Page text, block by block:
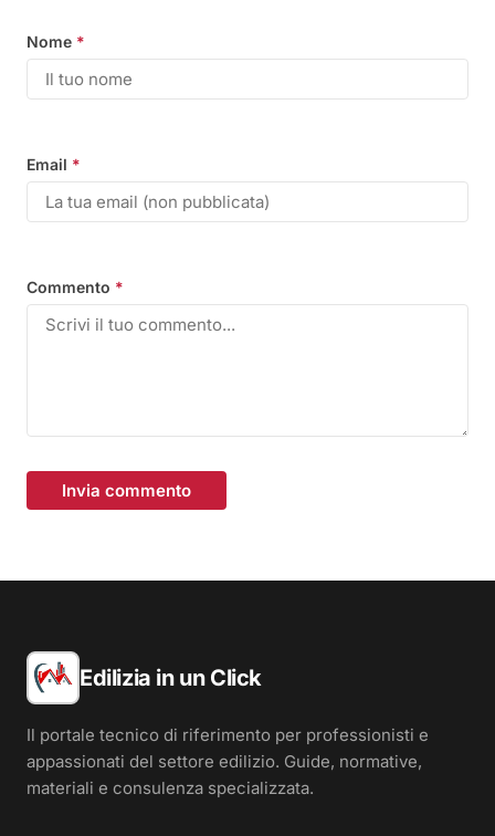
Nome *
Email *
Commento *
Invia commento
Edilizia in un Click
Il portale tecnico di riferimento per professionisti e
appassionati del settore edilizio. Guide, normative,
materiali e consulenza specializzata.